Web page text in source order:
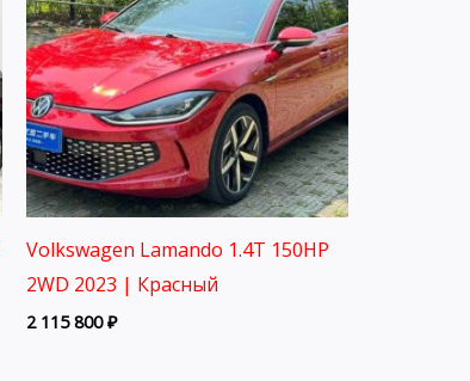
Volkswagen Lamando 1.4T 150HP
2WD 2023 | Красный
2 115 800₽